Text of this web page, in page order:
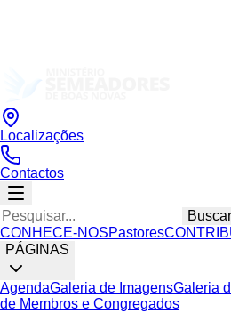
Localizações
Contactos
Buscar
CONHECE-NOSPastores
PÁGINAS
AgendaGaleria de ImagensGaleria
de Membros e Congregados